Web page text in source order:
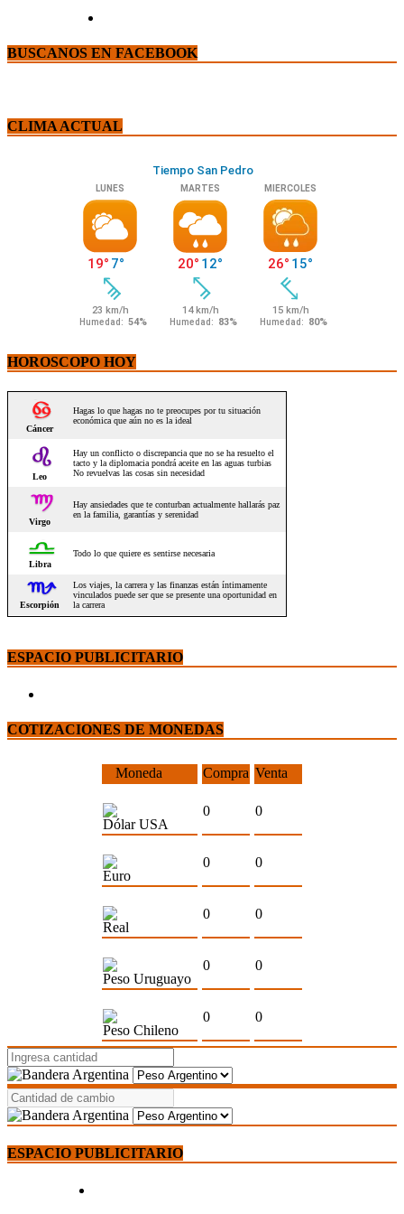
BUSCANOS EN FACEBOOK
CLIMA ACTUAL
HOROSCOPO HOY
ESPACIO PUBLICITARIO
COTIZACIONES DE MONEDAS
Moneda Compra Venta
Dólar USA
0 0
Euro
0 0
Real
0 0
Peso Uruguayo
0 0
Peso Chileno
0 0
ESPACIO PUBLICITARIO